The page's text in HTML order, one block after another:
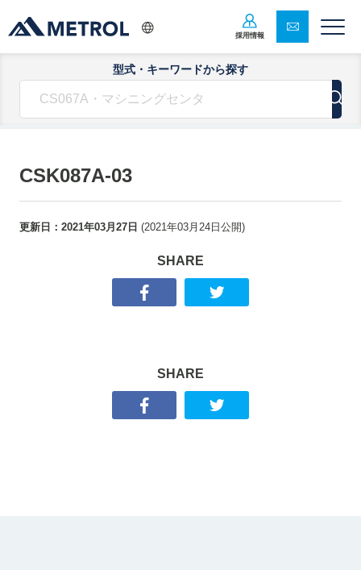
採用情報
型式・キーワードから探す
CSK087A-03
更新日： 2021年03月27日 (2021年03月24日 公開)
SHARE
SHARE